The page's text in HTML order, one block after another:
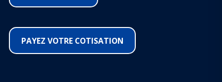
PAYEZ VOTRE COTISATION